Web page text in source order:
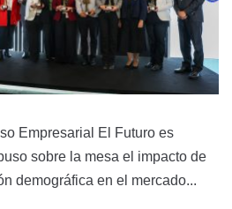
Empresarial El Futuro es
sobre la mesa el impacto de
demográfica en el mercado...